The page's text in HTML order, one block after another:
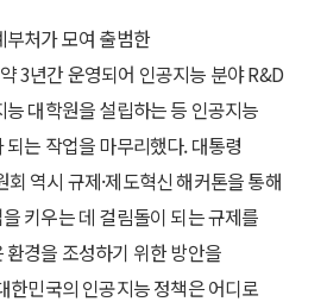
처가 모여 출범한
3년간 운영되어 인공지능 분야 R&D
대학원을 설립하는 등 인공지능
는 작업을 마무리했다. 대통령
역시 규제·제도혁신 해커톤을 통해
키우는 데 걸림돌이 되는 규제를
경을 조성하기 위한 방안을
한민국의 인공지능 정책은 어디로